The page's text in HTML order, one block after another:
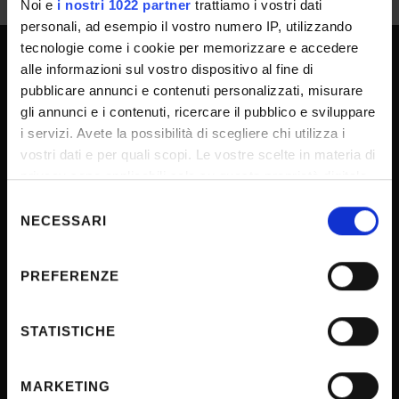
Noi e i nostri 1022 partner trattiamo i vostri dati
personali, ad esempio il vostro numero IP, utilizzando
tecnologie come i cookie per memorizzare e accedere
alle informazioni sul vostro dispositivo al fine di
pubblicare annunci e contenuti personalizzati, misurare
gli annunci e i contenuti, ricercare il pubblico e sviluppare
i servizi. Avete la possibilità di scegliere chi utilizza i
vostri dati e per quali scopi. Le vostre scelte in materia di
privacy sono applicabili solo su questa proprietà digitale
modificare o revocare il proprio consenso in qualsiasi
momento dalla Dichiarazione sui cookie o facendo clic
raccogliere informazioni sulla tua posizione
geografica, con un'approssimazione di qualche
Identificare il tuo dispositivo, scansionandolo
delNECESSARI
PREFERENZE
STATISTICHE
MARKETING
SPORTELLO ATENEO
Amministrazione trasparente
Albo Ufficiale
Sponsorizzazioni e donazioni